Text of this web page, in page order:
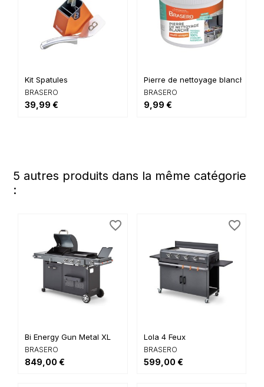
Kit Spatules
BRASERO
39,99 €
Pierre de nettoyage blanche
BRASERO
9,99 €
5 autres produits dans la même catégorie
:
Bi Energy Gun Metal XL
BRASERO
849,00 €
favorite_border
Lola 4 Feux
BRASERO
599,00 €
favorite_border